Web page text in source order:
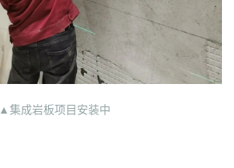
▲集成岩板项目安装中